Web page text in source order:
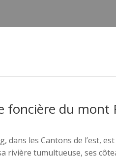
foncière du mont
dans les Cantons de l’est,
rivière tumultueuse, ses